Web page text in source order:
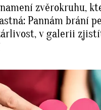
zvěrokruhu,
Pannám brání
v galerii